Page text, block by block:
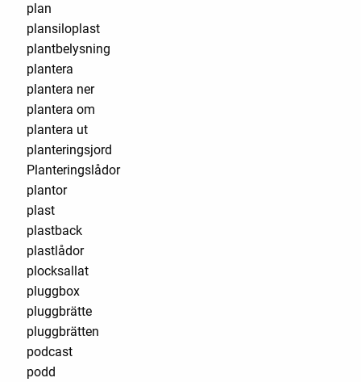
plan
plansiloplast
plantbelysning
plantera
plantera ner
plantera om
plantera ut
planteringsjord
Planteringslådor
plantor
plast
plastback
plastlådor
plocksallat
pluggbox
pluggbrätte
pluggbrätten
podcast
podd